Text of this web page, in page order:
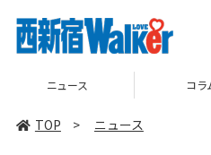
ニュース コラ
TOP > ニュース